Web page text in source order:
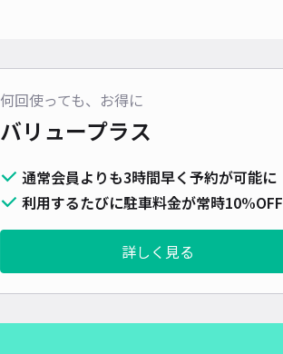
何回使っても、お得に
バリュープラス
通常会員よりも3時間早く予約が可能に
利用するたびに駐車料金が常時10%OFF
詳しく見る